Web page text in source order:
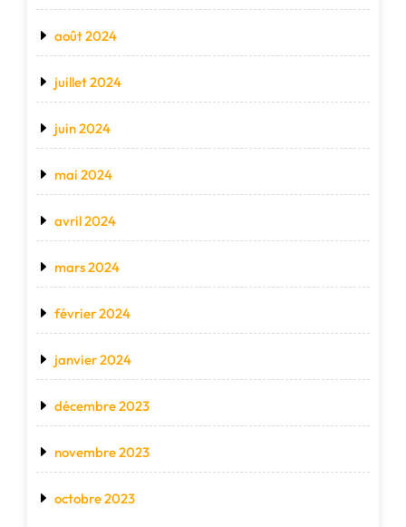
août 2024
juillet 2024
juin 2024
mai 2024
avril 2024
mars 2024
février 2024
janvier 2024
décembre 2023
novembre 2023
octobre 2023